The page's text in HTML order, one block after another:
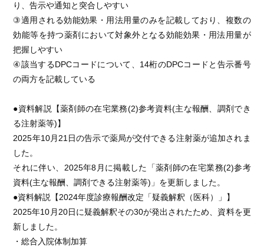
り、告示や通知と突合しやすい
③適用される効能効果・用法用量のみを記載しており、複数の
効能等を持つ薬剤において対象外となる効能効果・用法用量が
把握しやすい
④該当するDPCコードについて、14桁のDPCコードと告示番号
の両方を記載している
●資料解説【薬剤師の在宅業務(2)参考資料(主な報酬、調剤でき
る注射薬等)】
2025年10月21日の告示で薬局が交付できる注射薬が追加されま
した。
それに伴い、2025年8月に掲載した「薬剤師の在宅業務(2)参考
資料(主な報酬、調剤できる注射薬等)」を更新しました。
●資料解説【2024年度診療報酬改定「疑義解釈（医科）」】
2025年10月20日に疑義解釈その30が発出されたため、資料を更
新しました。
・総合入院体制加算